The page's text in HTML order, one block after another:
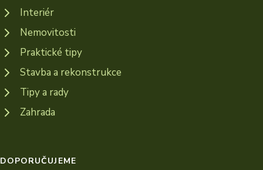
Interiér
Nemovitosti
Praktické tipy
Stavba a rekonstrukce
Tipy a rady
Zahrada
DOPORUČUJEME